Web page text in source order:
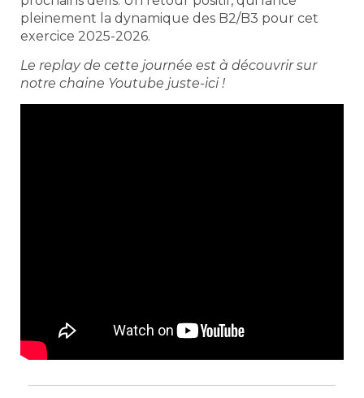
pleinement la dynamique des B2/B3 pour cet
exercice 2025-2026.
Le replay de cette journée est à découvrir sur
notre chaine Youtube juste-ici !